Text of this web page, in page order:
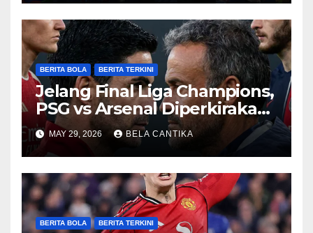
BERITA BOLA BERITA TERKINI
Jelang Final Liga Champions,
PSG vs Arsenal Diperkirakan
Sengit
MAY 29, 2026 BELA CANTIKA
BERITA BOLA BERITA TERKINI